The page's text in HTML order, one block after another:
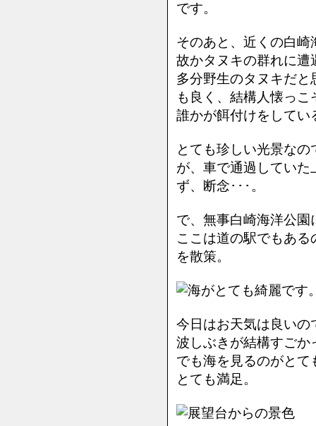
です。
そのあと、近くの白崎
故かタヌキの群れに遭
多分野生のタヌキだ
も良く、結構人懐っ
誰かが餌付けをしてい
とても珍しい光景な
が、車で通過してい
ず、断念･･･。
で、無事白崎海洋公園
ここは道の駅でもあ
を散策。
今日はお天気は良いの
波しぶきが結構すごか
でも海を見るのがと
とても満足。